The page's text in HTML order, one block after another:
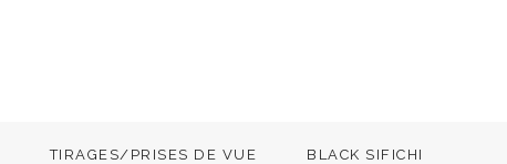
TIRAGES/PRISES DE VUE BLACK SIFICHI